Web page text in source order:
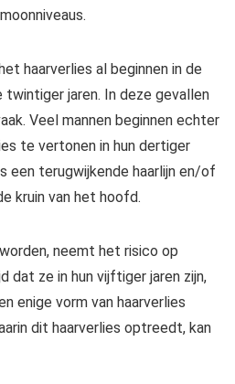
haarverlies al beginnen in de
jaren. In deze gevallen
Veel mannen beginnen echter
te vertonen in hun dertiger
een terugwijkende haarlijn en/of
kruin van het hoofd.
neemt het risico op
dat ze in hun vijftiger jaren zijn,
enige vorm van haarverlies
dit haarverlies optreedt, kan